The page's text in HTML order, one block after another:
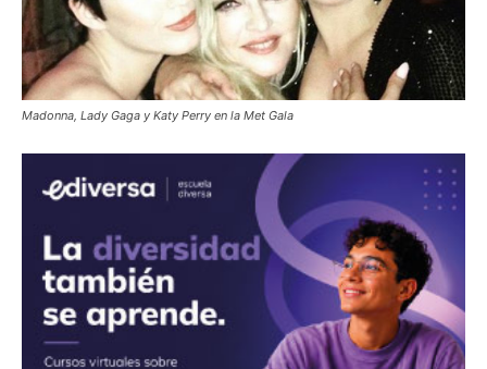
Madonna, Lady Gaga y Katy Perry en la Met Gala